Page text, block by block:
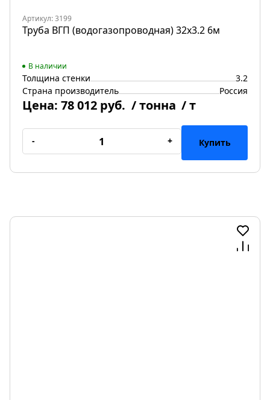
Артикул: 3199
Труба ВГП (водогазопроводная) 32х3.2 6м
В наличии
Толщина стенки
3.2
Страна производитель
Россия
Цена: 78 012 руб. / тонна / т
- + Купить